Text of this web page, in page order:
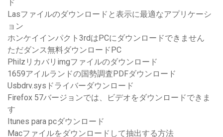
ド
Lasファイルのダウンロードと表示に最適なアプリケーシ
ョン
ホンケイインパクト3rdはPCにダウンロードできません
ただダンス無料ダウンロードPC
Philzリカバリimgファイルのダウンロード
1659アイルランドの国勢調査PDFダウンロード
Usbdrv.sysドライバーダウンロード
Firefox 57バージョンでは、ビデオをダウンロードできま
す
Itunes para pcダウンロード
Macファイルをダウンロードして抽出する方法